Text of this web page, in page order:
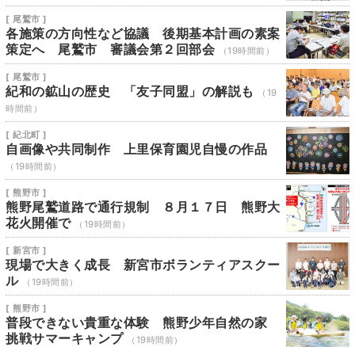
[ 尾鷲市 ]
各施策の方向性など協議 後期基本計画の素案
策定へ 尾鷲市 審議会第２回部会
（19時間前）
[ 尾鷲市 ]
紀和の鉱山の歴史 「友子同盟」の解説も
（19
時間前）
[ 紀北町 ]
自画像や共同制作 上里保育園児自慢の作品
（19時間前）
[ 熊野市 ]
熊野尾鷲道路で通行規制 ８月１７日 熊野大
花火開催で
（19時間前）
[ 新宮市 ]
現場で大きく成長 新宮市ボランティアスクー
ル
（19時間前）
[ 熊野市 ]
普段できない貴重な体験 熊野少年自然の家
挑戦サマーキャンプ
（19時間前）